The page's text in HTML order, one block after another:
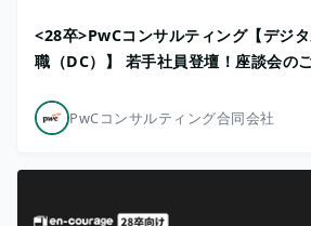
<28卒>PwCコンサルティング【デジ
職（DC）】 若手社員登壇！座談会の
PwCコンサルティング合同会社